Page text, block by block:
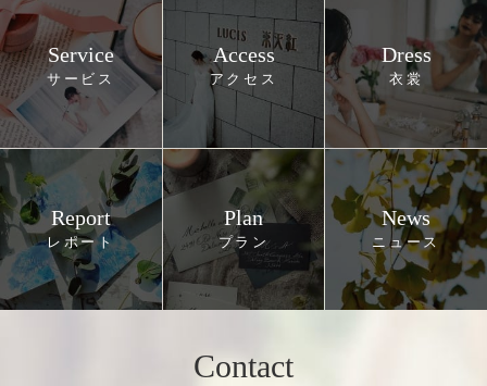
Service Access Dress
Report Plan News
Contact